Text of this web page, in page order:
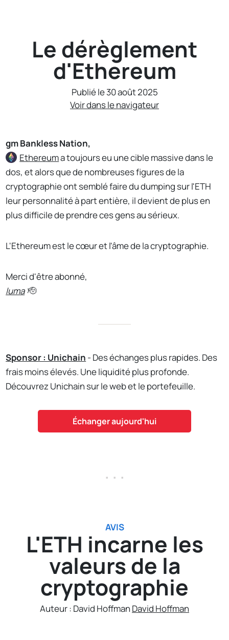
Le dérèglement
d'Ethereum
Publié le 30 août 2025
Voir dans le navigateur
gm Bankless Nation,
Ethereuma toujours eu une cible massive dans le
dos, et alors que de nombreuses figures de la
cryptographie ont semblé faire du dumping sur l'ETH
leur personnalité à part entière, il devient de plus en
plus difficile de prendre ces gens au sérieux.
L'Ethereum est le cœur et l'âme de la cryptographie.
Merci d'être abonné,
luma 🫡
Sponsor : Unichain - Des échanges plus rapides. Des
frais moins élevés. Une liquidité plus profonde.
Découvrez Unichain sur le web et le portefeuille.
Échanger aujourd'hui
. . .
AVIS
L'ETH incarne les
valeurs de la
cryptographie
Auteur : David Hoffman David Hoffman